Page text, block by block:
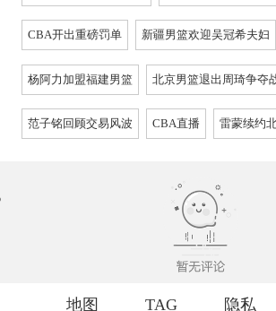
CBA开出重磅罚单 新疆男篮欢迎吴冠希夫妇
杨阿力加盟福建男篮 北京男篮退出周琦争夺
范子铭回顾交易风波 CBA直播 雷蒙续约
地图 TAG 隐私